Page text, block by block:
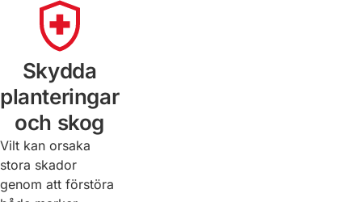
Skydda
planteringar
och skog
Vilt kan orsaka
stora skador
genom att förstöra